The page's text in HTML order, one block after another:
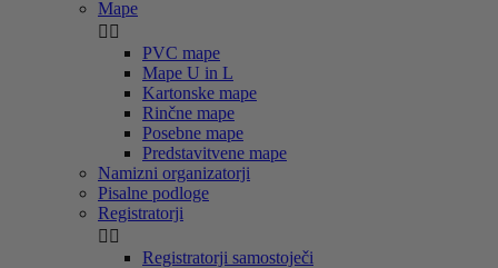
Mape
 
PVC mape
Mape U in L
Kartonske mape
Rinčne mape
Posebne mape
Predstavitvene mape
Namizni organizatorji
Pisalne podloge
Registratorji
 
Registratorji samostoječi